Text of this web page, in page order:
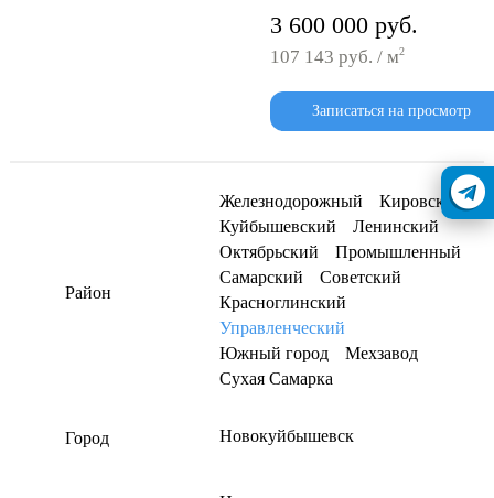
3 600 000 руб.
107 143 руб. / м2
Записаться на просмотр
Район
Железнодорожный
Кировский
Куйбышевский
Ленинский
Октябрьский
Промышленный
Самарский
Советский
Красноглинский
Управленческий
Южный город
Мехзавод
Сухая Самарка
Город Новокуйбышевск